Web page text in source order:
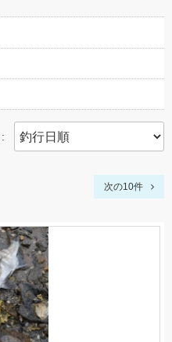
次の10件